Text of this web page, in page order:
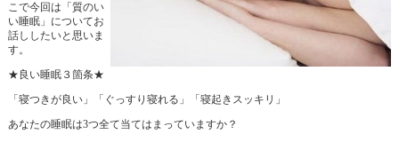
こで今回は「質のい
い睡眠」についてお
話ししたいと思いま
す。
★良い睡眠３箇条★
「寝つきが良い」「ぐっすり寝れる」「寝起きスッキリ」
あなたの睡眠は3つ全て当てはまっていますか？